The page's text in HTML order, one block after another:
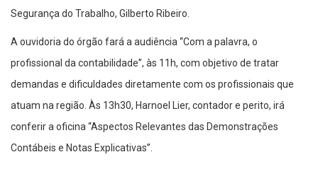
Segurança do Trabalho, Gilberto Ribeiro.
A ouvidoria do órgão fará a audiência “Com a palavra, o
profissional da contabilidade”, às 11h, com objetivo de tratar
demandas e dificuldades diretamente com os profissionais que
atuam na região. Às 13h30, Harnoel Lier, contador e perito, irá
conferir a oficina “Aspectos Relevantes das Demonstrações
Contábeis e Notas Explicativas”.